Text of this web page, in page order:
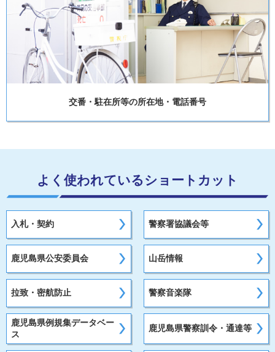
交番・駐在所等の所在地・電話番号
よく使われているショートカット
入札・契約 警察署協議会等
鹿児島県公安委員会 山岳情報
拉致・密航防止 警察音楽隊
鹿児島県例規集データベー
ス
鹿児島県警察訓令・通達等